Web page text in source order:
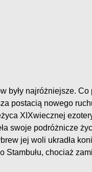
były najróżniejsze. Co
postacią nowego
XIXwiecznej
swoje podróżnicze
jej woli ukradła
Stambułu, chociaż